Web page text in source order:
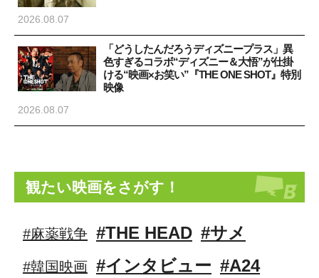
2026.08.07
「どうしたんだろうディズニープラス」異
色すぎるコラボ“ディズニー＆大悟”が仕掛
ける“映画×お笑い”『THE ONE SHOT』特別
映像
2026.08.07
観たい映画をさがす！
#麻薬戦争 #THE HEAD #サメ
#韓国映画 #インタビュー #A24